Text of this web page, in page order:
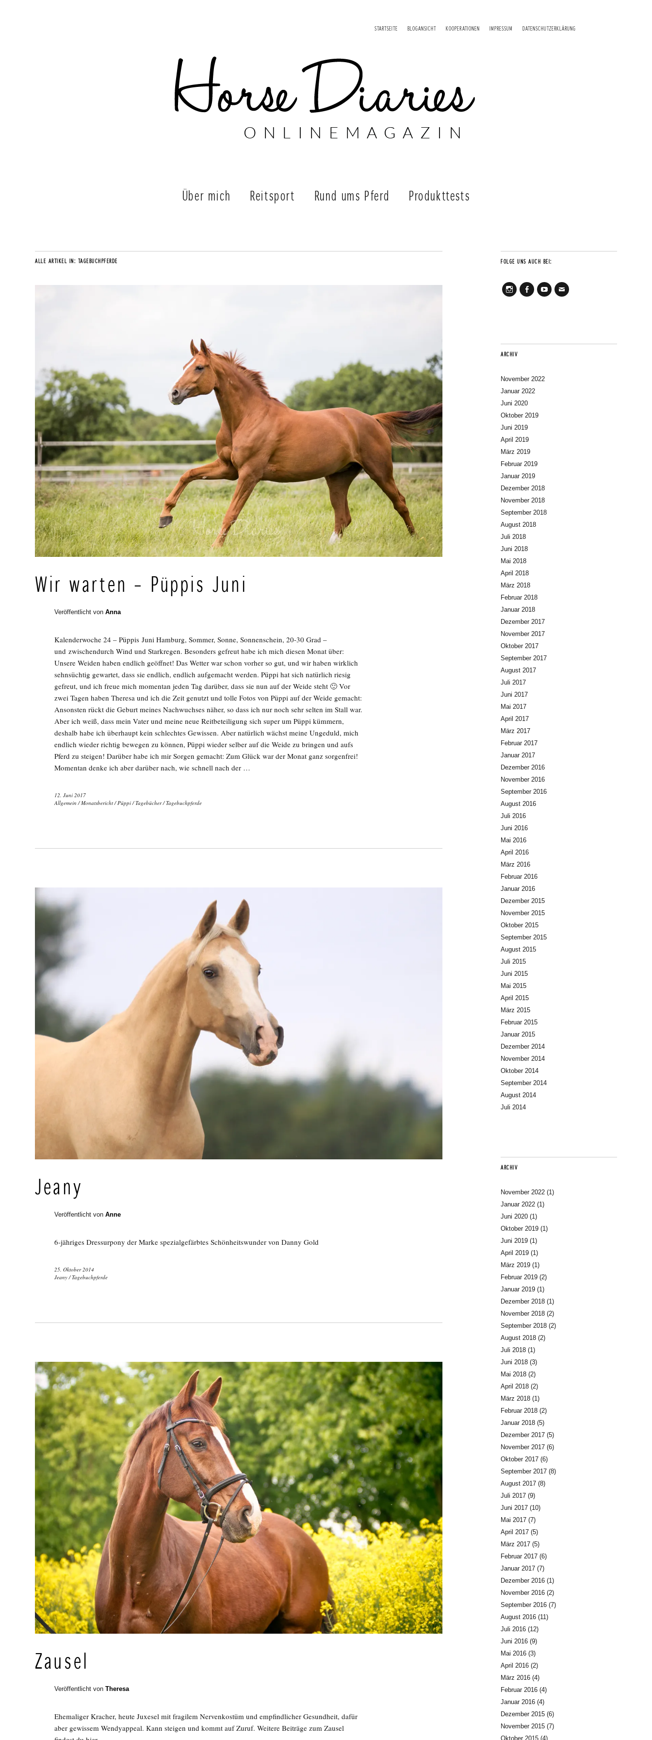
STARTSEITE BLOGANSICHT KOOPERATIONEN IMPRESSUM DATENSCHUTZERKLÄRUNG
Über mich Reitsport Rund ums Pferd Produkttests
ALLE ARTIKEL IN: TAGEBUCHPFERDE
Wir warten – Püppis Juni
Veröffentlicht von Anna
Kalenderwoche 24 – Püppis Juni Hamburg, Sommer, Sonne, Sonnenschein, 20-30 Grad –
und zwischendurch Wind und Starkregen. Besonders gefreut habe ich mich diesen Monat über:
Unsere Weiden haben endlich geöffnet! Das Wetter war schon vorher so gut, und wir haben wirklich
sehnsüchtig gewartet, dass sie endlich, endlich aufgemacht werden. Püppi hat sich natürlich riesig
gefreut, und ich freue mich momentan jeden Tag darüber, dass sie nun auf der Weide steht 🙂 Vor
zwei Tagen haben Theresa und ich die Zeit genutzt und tolle Fotos von Püppi auf der Weide gemacht:
Ansonsten rückt die Geburt meines Nachwuchses näher, so dass ich nur noch sehr selten im Stall war.
Aber ich weiß, dass mein Vater und meine neue Reitbeteiligung sich super um Püppi kümmern,
deshalb habe ich überhaupt kein schlechtes Gewissen. Aber natürlich wächst meine Ungeduld, mich
endlich wieder richtig bewegen zu können, Püppi wieder selber auf die Weide zu bringen und aufs
Pferd zu steigen! Darüber habe ich mir Sorgen gemacht: Zum Glück war der Monat ganz sorgenfrei!
Momentan denke ich aber darüber nach, wie schnell nach der …
12. Juni 2017
Allgemein /Monatsbericht/Püppi/Tagebücher/Tagebuchpferde
Jeany
Veröffentlicht von Anne
6-jähriges Dressurpony der Marke spezialgefärbtes Schönheitswunder von Danny Gold
25. Oktober 2014
Jeany/Tagebuchpferde
Zausel
Veröffentlicht von Theresa
Ehemaliger Kracher, heute Juxesel mit fragilem Nervenkostüm und empfindlicher Gesundheit, dafür
aber gewissem Wendyappeal. Kann steigen und kommt auf Zuruf. Weitere Beiträge zum Zausel
FOLGE UNS AUCH BEI:
ARCHIV
November 2022
Januar 2022
Juni 2020
Oktober 2019
Juni 2019
April 2019
März 2019
Februar 2019
Januar 2019
Dezember 2018
November 2018
September 2018
August 2018
Juli 2018
Juni 2018
Mai 2018
April 2018
März 2018
Februar 2018
Januar 2018
Dezember 2017
November 2017
Oktober 2017
September 2017
August 2017
Juli 2017
Juni 2017
Mai 2017
April 2017
März 2017
Februar 2017
Januar 2017
Dezember 2016
November 2016
September 2016
August 2016
Juli 2016
Juni 2016
Mai 2016
April 2016
März 2016
Februar 2016
Januar 2016
Dezember 2015
November 2015
Oktober 2015
September 2015
August 2015
Juli 2015
Juni 2015
Mai 2015
April 2015
März 2015
Februar 2015
Januar 2015
Dezember 2014
November 2014
Oktober 2014
September 2014
August 2014
Juli 2014
ARCHIV
November 2022 (1)
Januar 2022 (1)
Juni 2020 (1)
Oktober 2019 (1)
Juni 2019 (1)
April 2019 (1)
März 2019 (1)
Februar 2019 (2)
Januar 2019 (1)
Dezember 2018 (1)
November 2018 (2)
September 2018 (2)
August 2018 (2)
Juli 2018 (1)
Juni 2018 (3)
Mai 2018 (2)
April 2018 (2)
März 2018 (1)
Februar 2018 (2)
Januar 2018 (5)
Dezember 2017 (5)
November 2017 (6)
Oktober 2017 (6)
September 2017 (8)
August 2017 (8)
Juli 2017 (9)
Juni 2017 (10)
Mai 2017 (7)
April 2017 (5)
März 2017 (5)
Februar 2017 (6)
Januar 2017 (7)
Dezember 2016 (1)
November 2016 (2)
September 2016 (7)
August 2016 (11)
Juli 2016 (12)
Juni 2016 (9)
Mai 2016 (3)
April 2016 (2)
März 2016 (4)
Februar 2016 (4)
Januar 2016 (4)
Dezember 2015 (6)
November 2015 (7)
Oktober 2015 (4)